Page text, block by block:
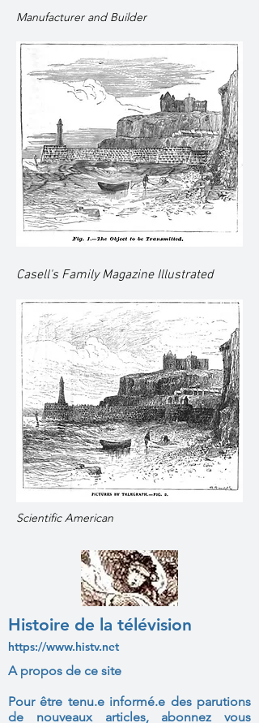
Manufacturer and Builder
Casell's Family Magazine Illustrated
Scientific American
Histoire de la télévision
https://www.histv.net
A propos de ce site
Pour être tenu.e informé.e des parutions
de nouveaux articles, abonnez vous